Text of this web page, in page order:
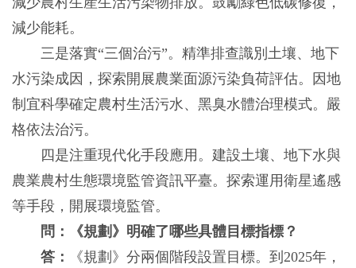
減少能耗。
三是落實“三個治污”。精準排查識別土壤、地下
水污染成因，探索開展農業面源污染負荷評估。因地
制宜科學確定農村生活污水、黑臭水體治理模式。嚴
格依法治污。
四是注重現代化手段應用。建設土壤、地下水與
農業農村生態環境監管資訊平臺。探索運用衛星遙感
等手段，開展環境監管。
問：《規劃》明確了哪些具體目標指標？
答：
《規劃》分兩個階段設置目標。到2025年，